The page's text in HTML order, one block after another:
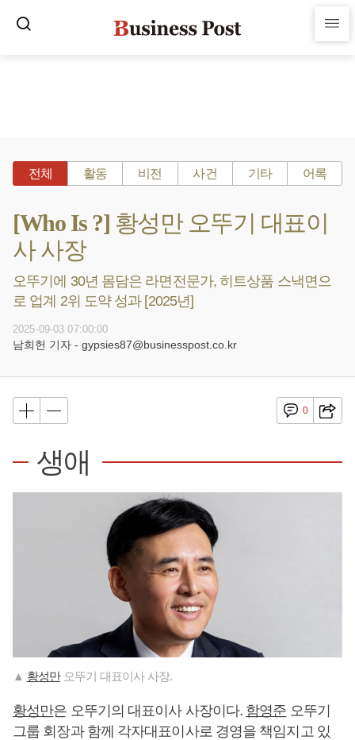
전체 활동 비전 사건 기타 어록
[Who Is ?] 황성만 오뚜기 대표이
사 사장
오뚜기에 30년 몸담은 라면전문가, 히트상품 스낵면으
로 업계 2위 도약 성과 [2025년]
2025-09-03 07:00:00
남희헌 기자 - gypsies87@businesspost.co.kr
0
생애
▲ 황성만오뚜기 대표이사 사장.
황성만은 오뚜기의 대표이사 사장이다. 함영준 오뚜기
그룹 회장과 함께 각자대표이사로 경영을 책임지고 있